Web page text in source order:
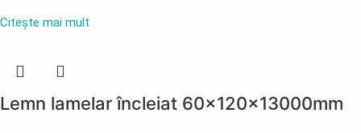
Citește mai mult
Lemn lamelar încleiat 60x120x13000mm